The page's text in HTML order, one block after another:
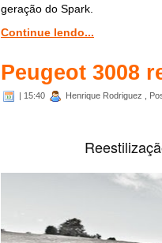
geração do Spark.
Continue lendo...
Peugeot 3008
| 15:40 Henrique Rodriguez ,